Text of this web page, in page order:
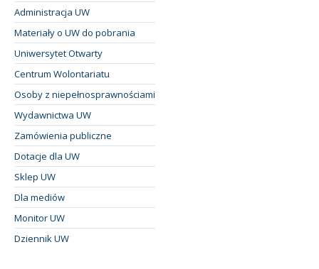
Administracja UW
Materiały o UW do pobrania
Uniwersytet Otwarty
Centrum Wolontariatu
Osoby z niepełnosprawnościami
Wydawnictwa UW
Zamówienia publiczne
Dotacje dla UW
Sklep UW
Dla mediów
Monitor UW
Dziennik UW